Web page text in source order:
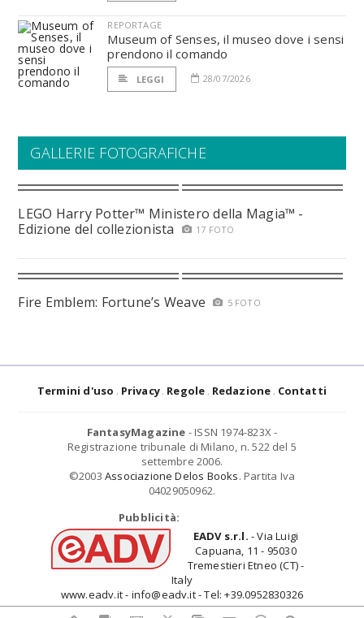
REPORTAGE
Museum of Senses, il museo dove i sensi
prendono il comando
LEGGI 28/07/2026
GALLERIE FOTOGRAFICHE
LEGO Harry Potter™ Ministero della Magia™ -
Edizione del collezionista
17 FOTO
Fire Emblem: Fortune’s Weave 5 FOTO
Termini d'uso Privacy Regole Redazione Contatti
FantasyMagazine - ISSN 1974-823X -
Registrazione tribunale di Milano, n. 522 del 5
settembre 2006.
©2003 Associazione Delos Books. Partita Iva
04029050962.
Pubblicità:
EADV s.r.l. - Via Luigi
Capuana, 11 - 95030
Tremestieri Etneo (CT) -
Italy
www.eadv.it - info@eadv.it - Tel: +39.0952830326